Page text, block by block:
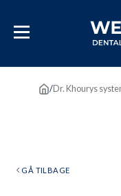
INDHOLD
/Dr. Khourys
GÅ TILBAGE